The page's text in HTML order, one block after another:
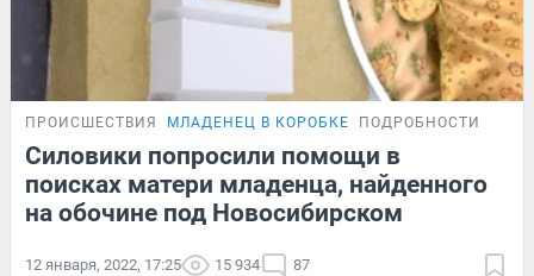
ПРОИСШЕСТВИЯ МЛАДЕНЕЦ В КОРОБКЕ ПОДРОБНОСТИ
Силовики попросили помощи в
поисках матери младенца, найденного
на обочине под Новосибирском
12 января, 2022, 17:25 15 934 87